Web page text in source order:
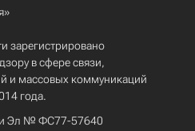
зарегистрировано
в сфере связи,
и массовых коммуникаций
года.
Эл № ФС77-57640